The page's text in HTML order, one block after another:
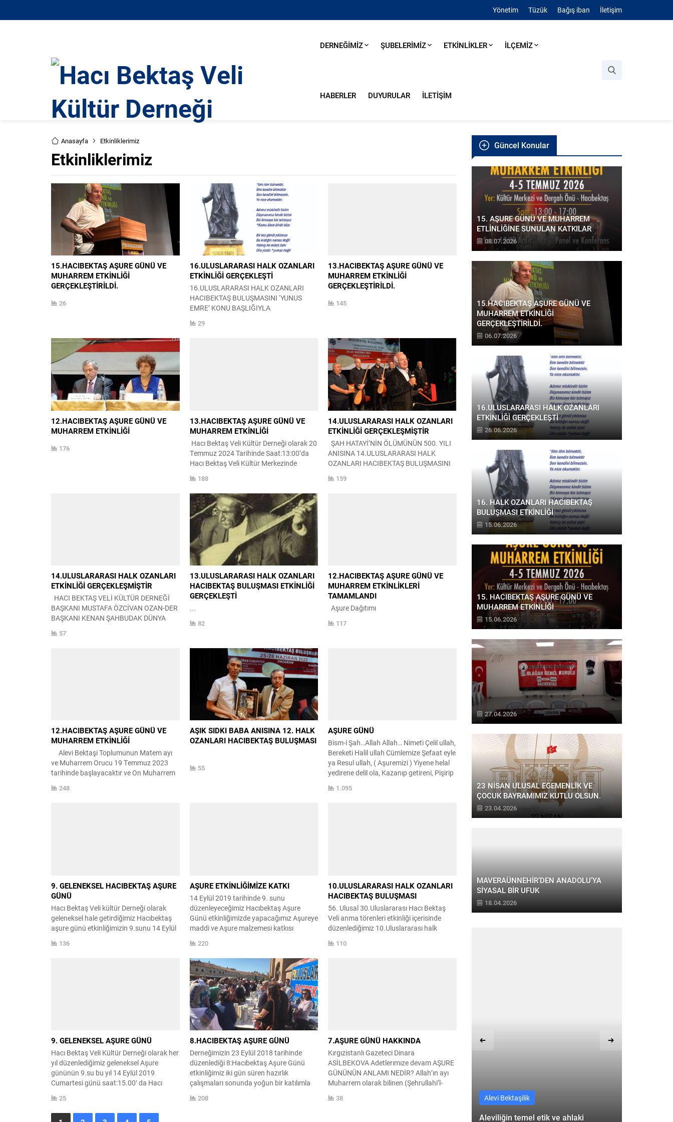
Yönetim Tüzük Bağış iban İletişim
DERNEĞİMİZ ŞUBELERİMİZ ETKİNLİKLER İLÇEMİZ
HABERLER DUYURULAR İLETİŞİM
Anasayfa Etkinliklerimiz
Etkinliklerimiz
15.HACIBEKTAŞ AŞURE GÜNÜ VE
MUHARREM ETKİNLİĞİ
GERÇEKLEŞTİRİLDİ.
26
16.ULUSLARARASI HALK OZANLARI
ETKİNLİĞİ GERÇEKLEŞTİ
16.ULUSLARARASI HALK OZANLARI
HACIBEKTAŞ BULUŞMASINI ‘YUNUS
EMRE’ KONU BAŞLIĞIYLA
tarihleri arasında düzenlediğimiz ‘Yunus
sempozyum
sunucumuz Ceren DANACI yönetiminde...
29
13.HACIBEKTAŞ AŞURE GÜNÜ VE
MUHARREM ETKİNLİĞİ
GERÇEKLEŞTİRİLDİ.
145
12.HACIBEKTAŞ AŞURE GÜNÜ VE
MUHARREM ETKİNLİĞİ
176
13.HACIBEKTAŞ AŞURE GÜNÜ VE
MUHARREM ETKİNLİĞİ
Hacı Bektaş Veli Kültür Derneği olarak 20
Temmuz 2024 Tarihinde Saat:13:00’da
Hacı Bektaş Veli Kültür Merkezinde
Hacı Bektaş Veli Dergahı Önünde Aşure
dağıtımı gerçekleştirilecektir. 13.
Hacıbektaş Aşure Günü Ve Muharrem
Etkinliği Programımıza Canları Bekleriz.
Hacı Bektaş Veli Kültür Derneği Yönetim
Kurulu
188
14.ULUSLARARASI HALK OZANLARI
ETKİNLİĞİ GERÇEKLEŞMİŞTİR
ŞAH HATAYİ’NİN ÖLÜMÜNÜN 500. YILI
ANISINA 14.ULUSLARARASI HALK
OZANLARI HACIBEKTAŞ BULUŞMASINI
tarihleri arasında düzenlediğimiz Şah
sempozyum
159
14.ULUSLARARASI HALK OZANLARI
ETKİNLİĞİ GERÇEKLEŞMİŞTİR
HACI BEKTAŞ VELİ KÜLTÜR DERNEĞİ
BAŞKANI MUSTAFA ÖZCİVAN OZAN-DER
BAŞKANI KENAN ŞAHBUDAK DÜNYA
PROF.DR.HAYRETTİN İVGİN
57
13.ULUSLARARASI HALK OZANLARI
HACIBEKTAŞ BULUŞMASI ETKİNLİĞİ
GERÇEKLEŞTİ
...
82
12.HACIBEKTAŞ AŞURE GÜNÜ VE
MUHARREM ETKİNLİKLERİ
TAMAMLANDI
Aşure Dağıtımı
117
12.HACIBEKTAŞ AŞURE GÜNÜ VE
MUHARREM ETKİNLİĞİ
Alevi Bektaşi Toplumunun Matem ayı
ve Muharrem Orucu 19 Temmuz 2023
tarihinde başlayacaktır ve On Muharrem
Bu tarihten sonra Aşureler pişirilip
248
AŞIK SIDKI BABA ANISINA 12. HALK
OZANLARI HACIBEKTAŞ BULUŞMASI
55
AŞURE GÜNÜ
Bism-i Şah…Allah Allah… Nimeti Çelil ullah,
Bereketi Halil ullah Cümlemize Şefaat eyle
ya Resul ullah, ( Aşuremizi ) Yiyene helal
yedirene delil ola, Kazanıp getireni, Pişirip
Hak Aşure lokmalarınızı kabul eyleye.
1.095
9. GELENEKSEL HACIBEKTAŞ AŞURE
GÜNÜ
Hacı Bektaş Veli kültür Derneği olarak
geleneksel hale getirdiğimiz Hacıbektaş
aşure günü etkinliğimizin 9.sunu 14 Eylül
Hacıbektaş dışından gelen konuklarımız
136
AŞURE ETKİNLİĞİMİZE KATKI
14 Eylül 2019 tarihinde 9. sunu
düzenleyeceğimiz Hacıbektaş Aşure
Günü etkinliğimizde yapacağımız Aşureye
maddi ve Aşure malzemesi katkısı
Bektaş Veli kültürüne ve inancına gönül
veren dostlar derneğimize ve derneğimiz
hesabına katkılarını sunabilirler.
Yapılacak yardımlar derneğimiz internet
sitesinden kamuoyuyla paylaşılacaktır.
Katkı sunan kişilere şimdiden teşekkür
ediyoruz. Hacı...
220
10.ULUSLARARASI HALK OZANLARI
HACIBEKTAŞ BULUŞMASI
56. Ulusal 30.Uluslararası Hacı Bektaş
Veli anma törenleri etkinliği içerisinde
düzenlediğimiz 10.Uluslararası halk
Ağustos 2019 tarihleri arasında
110
9. GELENEKSEL AŞURE GÜNÜ
Hacı Bektaş Veli Kültür Derneği olarak her
yıl düzenlediğimiz geleneksel Aşure
gününün 9.su bu yıl 14 Eylül 2019
Cumartesi günü saat:15.00′ da Hacı
Aşure konuşmaları ve Aşure duasıyla
halkımıza dağıtılacaktır. Hacıbektaş’a
25
8.HACIBEKTAŞ AŞURE GÜNÜ
Derneğimizin 23 Eylül 2018 tarihinde
düzenlediği 8:Hacıbektaş Aşure Günü
etkinliğimiz iki gün süren hazırlık
çalışmaları sonunda yoğun bir katılımla
Etkinliğimize emeği geçen katkı sunan ve
208
7.AŞURE GÜNÜ HAKKINDA
Kırgızistanlı Gazeteci Dinara
ASİLBEKOVA Adetlerımıze devam AŞURE
GÜNÜNÜN ANLAMI NEDİR? Allah’ın ayı
Muharrem olarak bilinen (Şehrullahi’l-
temsil eder. Allah’ın ihsanı ve lütfu
38
Güncel Konular
15. AŞURE GÜNÜ VE MUHARREM
ETLİNLİĞİNE SUNULAN KATKILAR
08.07.2026
15.HACIBEKTAŞ AŞURE GÜNÜ VE
MUHARREM ETKİNLİĞİ
GERÇEKLEŞTİRİLDİ.
06.07.2026
16.ULUSLARARASI HALK OZANLARI
ETKİNLİĞİ GERÇEKLEŞTİ
26.06.2026
16. HALK OZANLARI HACIBEKTAŞ
BULUŞMASI ETKİNLİĞİ
15.06.2026
15. HACIBEKTAŞ AŞURE GÜNÜ VE
MUHARREM ETKİNLİĞİ
15.06.2026
27.04.2026
23 NİSAN ULUSAL EGEMENLİK VE
ÇOCUK BAYRAMIMIZ KUTLU OLSUN.
23.04.2026
MAVERAÜNNEHİR’DEN ANADOLU’YA
SİYASAL BİR UFUK
18.04.2026
Alevi Bektaşilik
Haberler
Köşe Yazarlarımız
Alevi Bektaşilik
Aleviliğin temel etik ve ahlaki